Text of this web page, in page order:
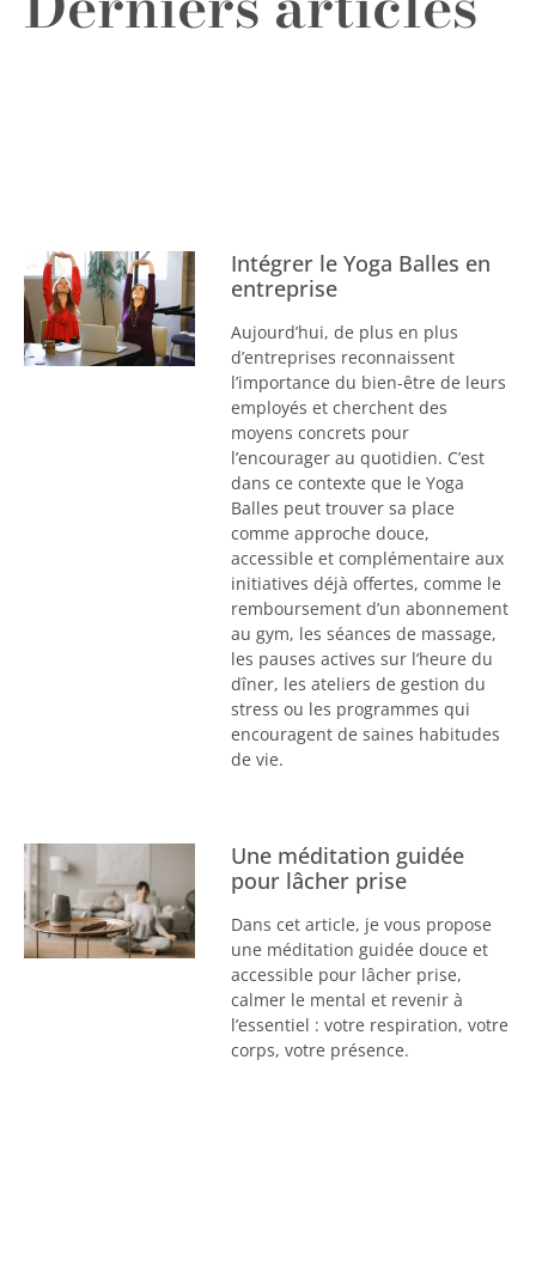
Intégrer le Yoga Balles en
entreprise
Aujourd’hui, de plus en plus
d’entreprises reconnaissent
l’importance du bien-être de leurs
employés et cherchent des
moyens concrets pour
l’encourager au quotidien. C’est
dans ce contexte que le Yoga
Balles peut trouver sa place
comme approche douce,
accessible et complémentaire aux
initiatives déjà offertes, comme le
remboursement d’un abonnement
au gym, les séances de massage,
les pauses actives sur l’heure du
dîner, les ateliers de gestion du
stress ou les programmes qui
encouragent de saines habitudes
de vie.
Une méditation guidée
pour lâcher prise
Dans cet article, je vous propose
une méditation guidée douce et
accessible pour lâcher prise,
calmer le mental et revenir à
l’essentiel : votre respiration, votre
corps, votre présence.